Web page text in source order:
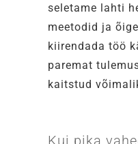
seletame lahti
meetodid ja
kiirendada töö
paremat
kaitstud
Kui pika